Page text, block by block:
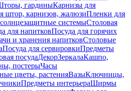
гардиныКарнизы для
штор, карнизов, жалюзиПленки для
системыСтоловая
для напитковПосуда для горячих
и хранения напитковСтоловые
Посуда для сервировкиПредметы
посудаДекорЗеркалаКашпо,
постерыЧасы
цветы, растенияВазыКлючницы,
Предметы интерьераШирмы